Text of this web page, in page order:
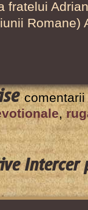
internet,
1998
fratelui
Romane)
pentru
Materiale
pentru
de
rugăciune
1998-
,
Intercer